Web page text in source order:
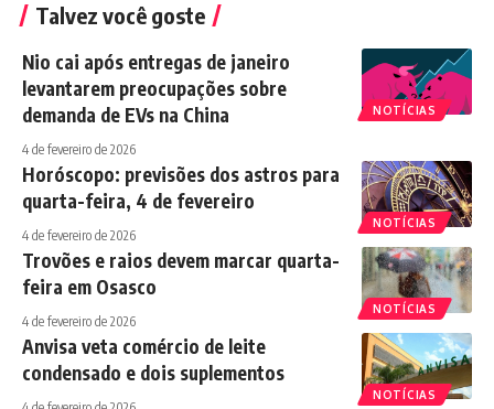
Talvez você goste
NOTÍCIAS
Nio cai após entregas de janeiro
levantarem preocupações sobre
demanda de EVs na China
4 de fevereiro de 2026
NOTÍCIAS
Horóscopo: previsões dos astros para
quarta-feira, 4 de fevereiro
4 de fevereiro de 2026
NOTÍCIAS
Trovões e raios devem marcar quarta-
feira em Osasco
4 de fevereiro de 2026
NOTÍCIAS
Anvisa veta comércio de leite
condensado e dois suplementos